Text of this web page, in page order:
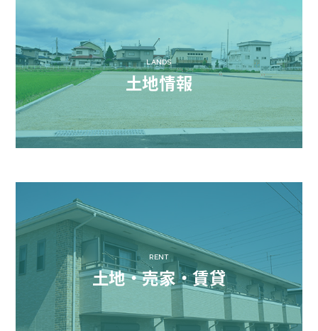
LANDS
土地情報
RENT
土地・売家・賃貸